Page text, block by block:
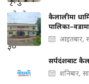
कैलालीमा
आइतबार,
सर्पदंशबाट
शनिबार,